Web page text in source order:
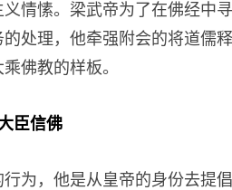
情愫。梁武帝为了在佛经中
处理，他牵强附会的将道儒
佛教的样板。
臣信佛
为，他是从皇帝的身份去提